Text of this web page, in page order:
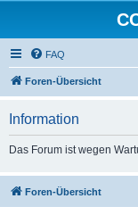
FAQ
Foren-Übersicht
Information
Das Forum ist wegen
Foren-Übersicht